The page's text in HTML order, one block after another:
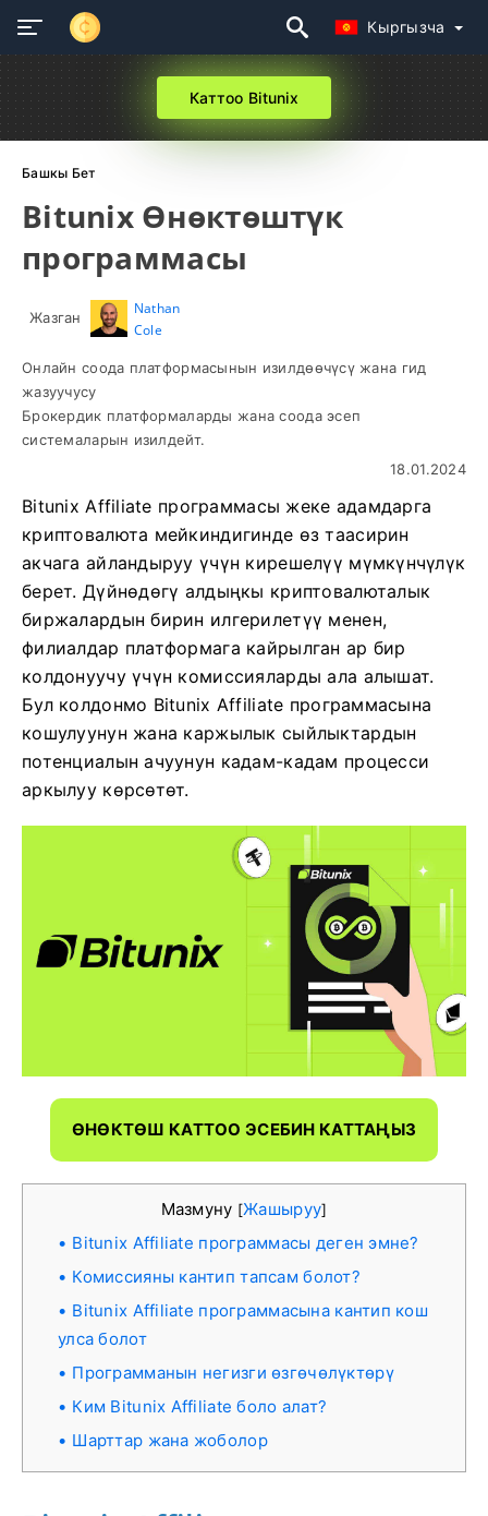
Кыргызча
Каттоо Bitunix
Башкы Бет
Bitunix Өнөктөштүк
программасы
Жазган
Nathan
Cole
Онлайн соода платформасынын изилдөөчүсү жана гид
жазуучусу
Брокердик платформаларды жана соода эсеп
системаларын изилдейт.
18.01.2024
Bitunix Affiliate программасы жеке адамдарга
криптовалюта мейкиндигинде өз таасирин
акчага айландыруу үчүн кирешелүү мүмкүнчүлүк
берет. Дүйнөдөгү алдыңкы криптовалюталык
биржалардын бирин илгерилетүү менен,
филиалдар платформага кайрылган ар бир
колдонуучу үчүн комиссияларды ала алышат.
Бул колдонмо Bitunix Affiliate программасына
кошулуунун жана каржылык сыйлыктардын
потенциалын ачуунун кадам-кадам процесси
аркылуу көрсөтөт.
ӨНӨКТӨШ КАТТОО ЭСЕБИН КАТТАҢЫЗ
Мазмуну [Жашыруу]
Bitunix Affiliate программасы деген эмне?
Комиссияны кантип тапсам болот?
Bitunix Affiliate программасына кантип кош
улса болот
Программанын негизги өзгөчөлүктөрү
Ким Bitunix Affiliate боло алат?
Шарттар жана жоболор